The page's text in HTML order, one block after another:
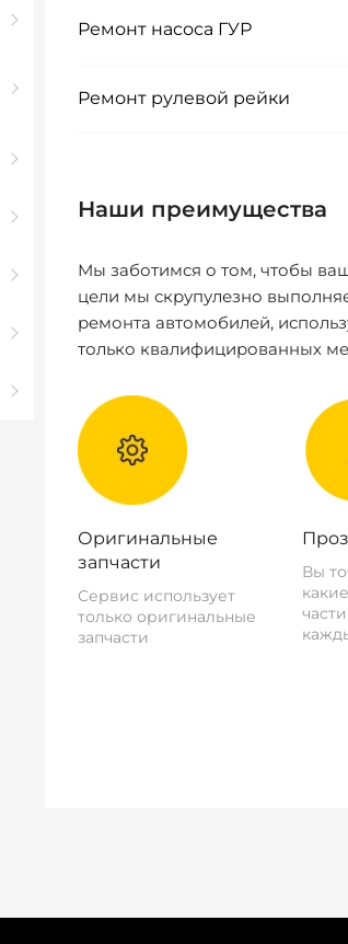
Ремонт насоса ГУР
Ремонт рулевой рейки
Наши преимущества
Мы заботимся о том, чтобы
цели мы скрупулезно
ремонта автомобилей,
только квалифицированных
Оригинальные
запчасти
Сервис использует
только оригинальные
запчасти
Вы